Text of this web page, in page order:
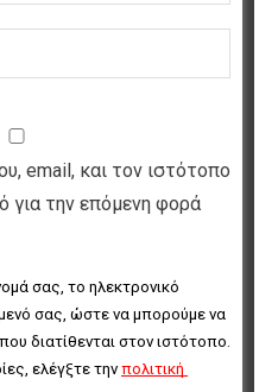
email, και τον ιστότοπο
για την επόμενη φορά
σας, το ηλεκτρονικό
σας, ώστε να μπορούμε να
διατίθενται στον ιστότοπο.
ελέγξτε την πολιτική